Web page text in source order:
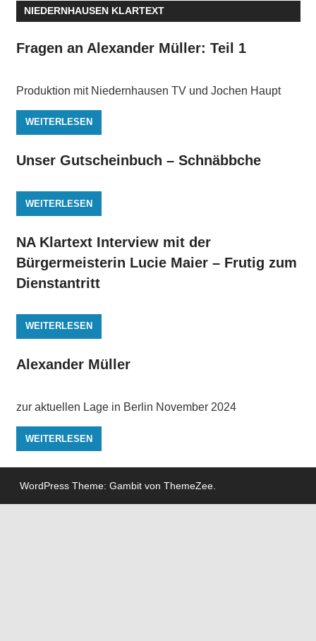
NIEDERNHAUSEN KLARTEXT
Fragen an Alexander Müller: Teil 1
Produktion mit Niedernhausen TV und Jochen Haupt
WEITERLESEN
Unser Gutscheinbuch – Schnäbbche
WEITERLESEN
NA Klartext Interview mit der
Bürgermeisterin Lucie Maier – Frutig zum
Dienstantritt
WEITERLESEN
Alexander Müller
zur aktuellen Lage in Berlin November 2024
WEITERLESEN
WordPress Theme: Gambit von ThemeZee.